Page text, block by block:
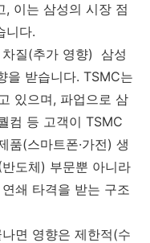
이는 삼성의 시장 점
니다.
차질(추가 영향) 삼성
을 받습니다. TSMC는
있으며, 파업으로 삼
컴 등 고객이 TSMC
품(스마트폰·가전) 생
도체) 부문뿐 아니라
쇄 타격을 받는 구조
면 영향은 제한적(수